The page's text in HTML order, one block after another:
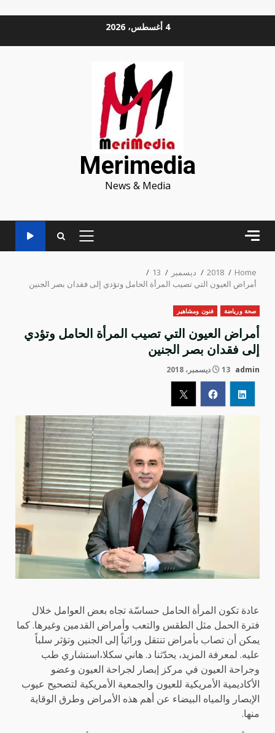
4 أغسطس، 2026
Merimedia
News & Media
PRIMARY
Home
2018 ديسمبر
13
أمراض العيون التي تصيب المرأة الحامل وتؤدي إلى فقدان بصر الجنين
صحة ورياضة فنون ومشاهير
أمراض العيون التي تصيب المرأة الحامل وتؤدي
إلى فقدان بصر الجنين
admin 13 ديسمبر، 2018
عادة تكون المرأة الحامل حساسّة تجاه بعض العوامل خلال
فترة الحمل مثل الطقس والتعب وأمراض القدمين وغيرها. كما
يمكن أن تصاب بأمراض تنتقل وراثياً إلى الجنين وتؤثر سلباً
عليه. لمعرفة المزيد، يحدّثنا د. هاني سكلا،استشاري طب
وجراحة العيون في مركز إبصار لجراحة العيون وعضو
الأكاديمية الأمريكية للعيون والجمعية الأمريكية لتصحيح عيوب
الإبصار والمياه البيضاء عن أهم هذه الأمراض وطرق الوقاية
منها.